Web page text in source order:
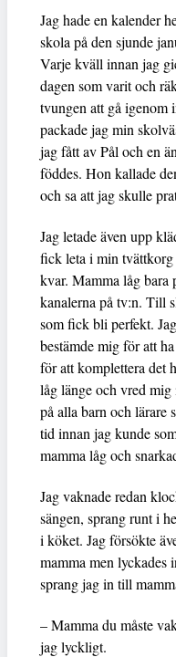
Jag hade en kalender
skola på den sjunde
Varje kväll innan jag
dagen som varit och
tvungen att gå igenom
packade jag min
jag fått av Pål och en
föddes. Hon kallade
och sa att jag skulle
Jag letade även upp
fick leta i min
kvar. Mamma låg bara
kanalerna på tv:n. Till
som fick bli perfekt.
bestämde mig för att
för att komplettera det
låg länge och vred mig
på alla barn och lärare
tid innan jag kunde
mamma låg och
Jag vaknade redan
sängen, sprang runt i
i köket. Jag försökte
mamma men
sprang jag in till
– Mamma du måste
jag lyckligt.